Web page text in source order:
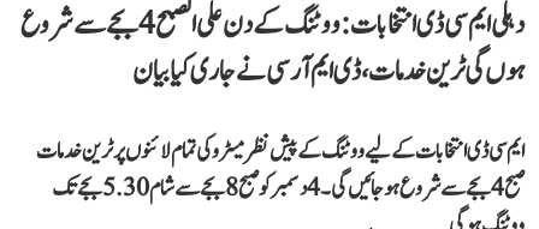
دہلی ایم سی ڈی انتخابات: ووٹنگ کے دن علی الصبح 4 بجے سے شروع
ہوں گی ٹرین خدمات، ڈی ایم آر سی نے جاری کیا بیان
ایم سی ڈی انتخابات کے لیے ووٹنگ کے پیش نظر میٹرو کی تمام لائنوں پر ٹرین خدمات
صبح 4 بجے سے شروع ہو جائیں گی۔ 4 دسمبر کو صبح 8 بجے سے شام 5.30 بجے تک